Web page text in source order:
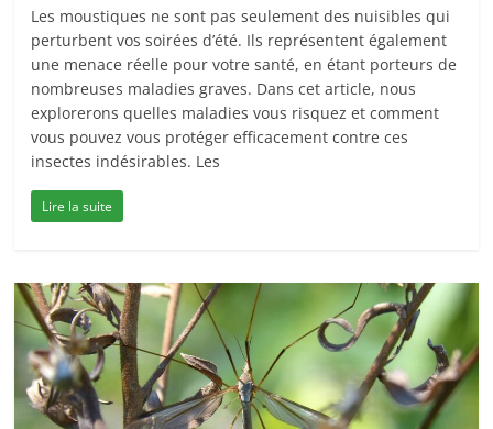
Les moustiques ne sont pas seulement des nuisibles qui
perturbent vos soirées d’été. Ils représentent également
une menace réelle pour votre santé, en étant porteurs de
nombreuses maladies graves. Dans cet article, nous
explorerons quelles maladies vous risquez et comment
vous pouvez vous protéger efficacement contre ces
insectes indésirables. Les
Lire la suite